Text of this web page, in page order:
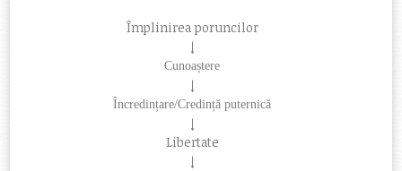
Împlinirea poruncilor
↓
Cunoaștere
↓
Încredințare/Credință puternică
↓
Libertate
↓